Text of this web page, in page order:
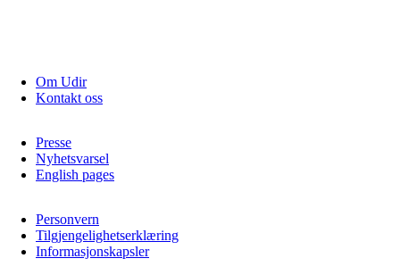
Om Udir
Kontakt oss
Presse
Nyhetsvarsel
English pages
Personvern
Tilgjengelighetserklæring
Informasjonskapsler